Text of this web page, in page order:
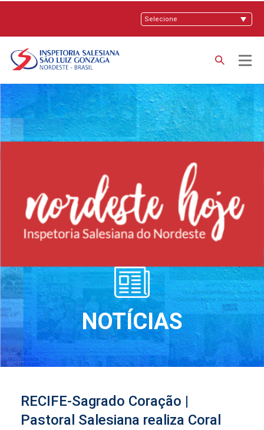
NOTÍCIAS
RECIFE-Sagrado Coração |
Pastoral Salesiana realiza Coral